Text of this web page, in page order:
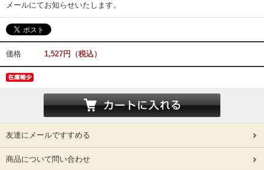
メールにてお知らせいたします。
価格 1,527円（税込）
友達にメールですすめる
商品について問い合わせ